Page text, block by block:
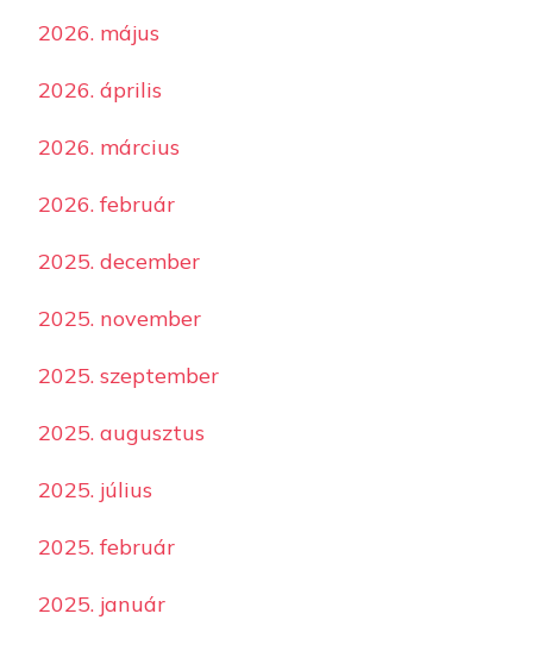
2026. május
2026. április
2026. március
2026. február
2025. december
2025. november
2025. szeptember
2025. augusztus
2025. július
2025. február
2025. január